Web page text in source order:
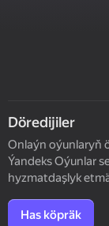
Döredijiler
Onlaýn oýunlaryň
Ýandeks Oýunlar
hyzmatdaşlyk
Has köpräk